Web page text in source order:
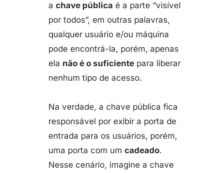
a chave pública é a parte “visível
por todos”, em outras palavras,
qualquer usuário e/ou máquina
pode encontrá-la, porém, apenas
ela não é o suficiente para liberar
nenhum tipo de acesso.
Na verdade, a chave pública fica
responsável por exibir a porta de
entrada para os usuários, porém,
uma porta com um cadeado.
Nesse cenário, imagine a chave